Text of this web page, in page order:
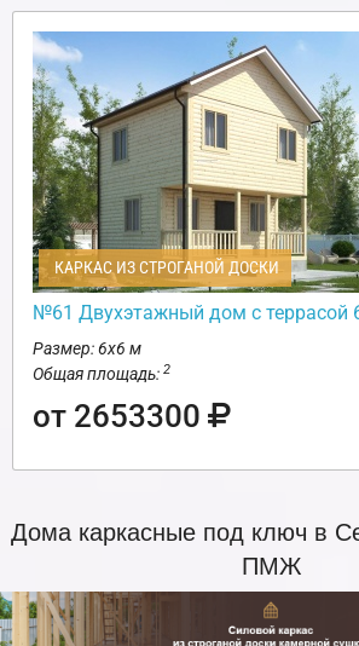
КАРКАС ИЗ СТРОГАНОЙ ДОСКИ
№61 Двухэтажный дом с террасой
Размер: 6х6 м
Общая площадь: 2
от 2653300
Дома каркасные под ключ в
ПМЖ